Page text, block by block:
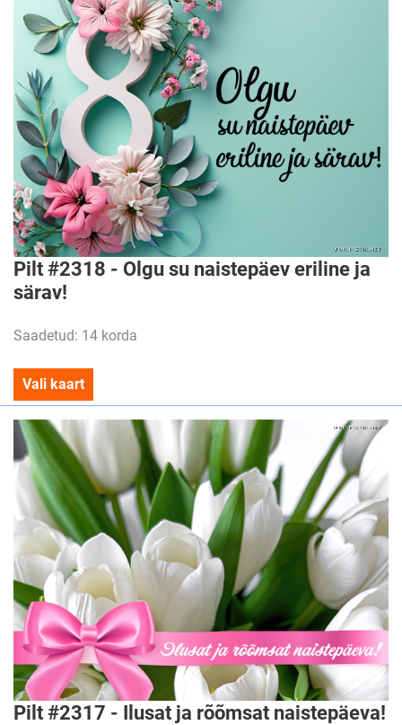
Pilt #2318 - Olgu su naistepäev eriline ja
särav!
Saadetud: 14 korda
Vali kaart
Pilt #2317 - Ilusat ja rõõmsat naistepäeva!